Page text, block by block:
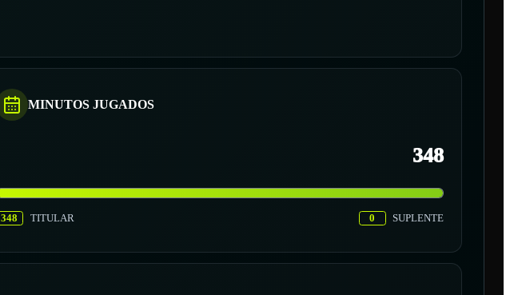
MINUTOS JUGADOS
348
348 TITULAR 0 SUPLENTE